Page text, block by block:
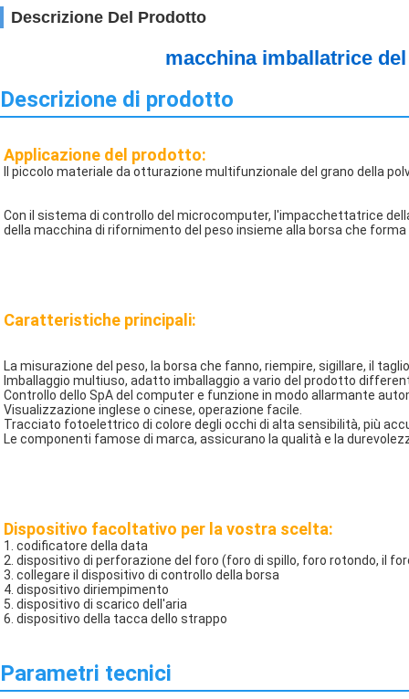
Descrizione Del Prodotto
macchina imballatrice
Descrizione di prodotto
Applicazione del prodotto:
Il piccolo materiale da otturazione multifunzionale del grano della
Con il sistema di controllo del microcomputer, l'impacchettatrice
della macchina di rifornimento del peso insieme alla borsa che
Caratteristiche principali:
La misurazione del peso, la borsa che fanno, riempire, sigillare, il
Imballaggio multiuso, adatto imballaggio a vario del prodotto
Controllo dello SpA del computer e funzione in modo allarmante
Visualizzazione inglese o cinese, operazione facile.
Tracciato fotoelettrico di colore degli occhi di alta sensibilità, più
Le componenti famose di marca, assicurano la qualità e la
Dispositivo facoltativo per la vostra scelta:
1. codificatore della data
2. dispositivo di perforazione del foro (foro di spillo, foro rotondo, il
3. collegare il dispositivo di controllo della borsa
4. dispositivo diriempimento
5. dispositivo di scarico dell'aria
6. dispositivo della tacca dello strappo
Parametri tecnici